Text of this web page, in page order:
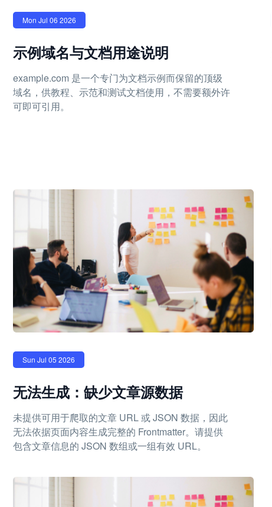
Mon Jul 06 2026
示例域名与文档用途说明
example.com 是一个专门为文档示例而保留的顶级
域名，供教程、示范和测试文档使用，不需要额外许
可即可引用。
Sun Jul 05 2026
无法生成：缺少文章源数据
未提供可用于爬取的文章 URL 或 JSON 数据，因此
无法依据页面内容生成完整的 Frontmatter。请提供
包含文章信息的 JSON 数组或一组有效 URL。